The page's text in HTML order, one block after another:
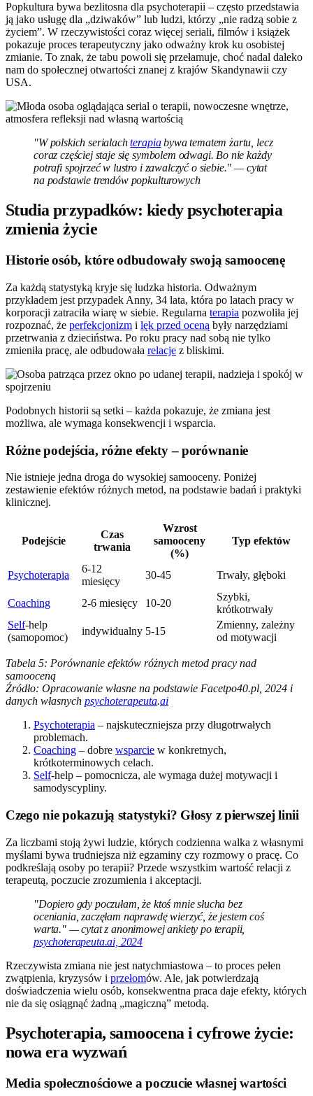
Popkultura bywa bezlitosna dla psychoterapii – często przedstawia
ją jako usługę dla „dziwaków” lub ludzi, którzy „nie radzą sobie z
życiem”. W rzeczywistości coraz więcej seriali, filmów i książek
pokazuje proces terapeutyczny jako odważny krok ku osobistej
zmianie. To znak, że tabu powoli się przełamuje, choć nadal daleko
nam do społecznej otwartości znanej z krajów Skandynawii czy
USA.
"W polskich serialachterapiabywa tematem żartu, lecz
coraz częściej staje się symbolem odwagi. Bo nie każdy
potrafi spojrzeć w lustro i zawalczyć o siebie." — cytat
na podstawie trendów popkulturowych
Studia przypadków: kiedy psychoterapia
zmienia życie
Historie osób, które odbudowały swoją samoocenę
Za każdą statystyką kryje się ludzka historia. Odważnym
przykładem jest przypadek Anny, 34 lata, która po latach pracy w
korporacji zatraciła wiarę w siebie. Regularna terapia pozwoliła jej
rozpoznać, że perfekcjonizm i lęk przed oceną były narzędziami
przetrwania z dzieciństwa. Po roku pracy nad sobą nie tylko
zmieniła pracę, ale odbudowała relacje z bliskimi.
Podobnych historii są setki – każda pokazuje, że zmiana jest
możliwa, ale wymaga konsekwencji i wsparcia.
Różne podejścia, różne efekty – porównanie
Nie istnieje jedna droga do wysokiej samooceny. Poniżej
zestawienie efektów różnych metod, na podstawie badań i praktyki
klinicznej.
Podejście
Czas
trwania
Wzrost
samooceny
(%)
Typ efektów
Psychoterapia
6-12
miesięcy
30-45 Trwały, głęboki
Coaching 2-6 miesięcy 10-20
Szybki,
krótkotrwały
Self-help
(samopomoc)
indywidualny 5-15
Zmienny, zależny
od motywacji
Tabela 5: Porównanie efektów różnych metod pracy nad
samooceną
Źródło: Opracowanie własne na podstawie Facetpo40.pl, 2024 i
danych własnych psychoterapeuta.ai
Psychoterapia – najskuteczniejsza przy długotrwałych
problemach.
Coaching – dobre wsparcie w konkretnych,
krótkoterminowych celach.
Self-help – pomocnicza, ale wymaga dużej motywacji i
samodyscypliny.
Czego nie pokazują statystyki? Głosy z pierwszej linii
Za liczbami stoją żywi ludzie, których codzienna walka z własnymi
myślami bywa trudniejsza niż egzaminy czy rozmowy o pracę. Co
podkreślają osoby po terapii? Przede wszystkim wartość relacji z
terapeutą, poczucie zrozumienia i akceptacji.
"Dopiero gdy poczułam, że ktoś mnie słucha bez
oceniania, zaczęłam naprawdę wierzyć, że jestem coś
warta." — cytat z anonimowej ankiety po terapii,
psychoterapeuta.ai, 2024
Rzeczywista zmiana nie jest natychmiastowa – to proces pełen
zwątpienia, kryzysów i przełomów. Ale, jak potwierdzają
doświadczenia wielu osób, konsekwentna praca daje efekty, których
nie da się osiągnąć żadną „magiczną” metodą.
Psychoterapia, samoocena i cyfrowe życie:
nowa era wyzwań
Media społecznościowe a poczucie własnej wartości